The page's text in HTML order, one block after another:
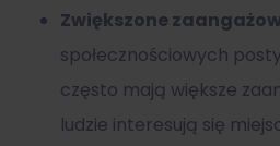
Zwiększone
społecznościowych
często mają większe
ludzie interesują się